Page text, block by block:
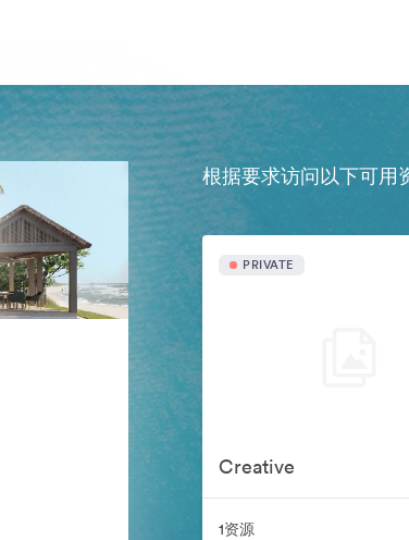
根据要求访问以下可用
PRIVATE
Creative
1资源